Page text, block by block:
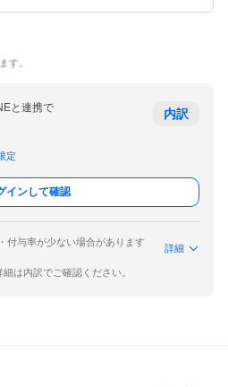
す。
と連携で
定
内訳
インして確認
付与率が少ない場合があります
詳細
は内訳でご確認ください。